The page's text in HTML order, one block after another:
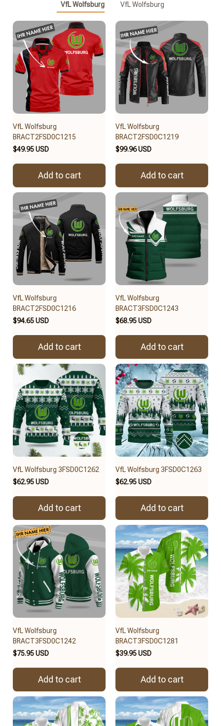
VfL Wolfsburg VfL Wolfsburg
VfL Wolfsburg
BRACT2FSD0C1215
$49.95 USD
Add to cart
VfL Wolfsburg
BRACT2FSD0C1219
$99.96 USD
Add to cart
VfL Wolfsburg
BRACT2FSD0C1216
$94.65 USD
Add to cart
VfL Wolfsburg
BRACT3FSD0C1243
$68.95 USD
Add to cart
VfL Wolfsburg 3FSD0C1262
$62.95 USD
Add to cart
VfL Wolfsburg 3FSD0C1263
$62.95 USD
Add to cart
VfL Wolfsburg
BRACT3FSD0C1242
$75.95 USD
Add to cart
VfL Wolfsburg
BRACT3FSD0C1281
$39.95 USD
Add to cart